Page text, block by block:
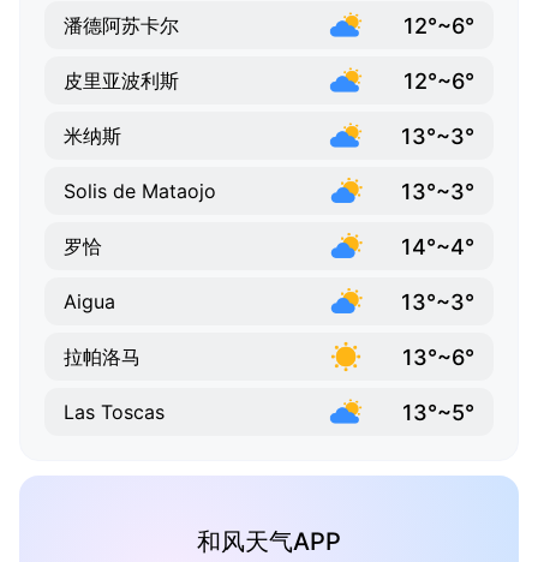
潘德阿苏卡尔 12°~6°
皮里亚波利斯 12°~6°
米纳斯 13°~3°
Solis de Mataojo 13°~3°
罗恰 14°~4°
Aigua 13°~3°
拉帕洛马 13°~6°
Las Toscas 13°~5°
和风天气APP